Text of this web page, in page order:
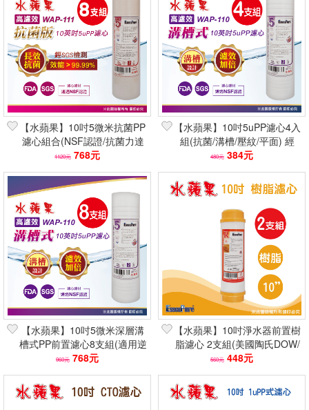
【水蘋果】10吋5微米抗菌PP
濾心組合(NSF認證/抗菌力達
99.99％/5u/符合FDA規範
1120元 768元
【水蘋果】10吋5uPP濾心4入
組(抗菌/溝槽/壓紋/平面) 經
SGS檢測抗菌99%
480元 384元
【水蘋果】10吋5微米深層溝
槽式PP前置濾心8支組(適用逆
滲透第一道/NSF認證)
960元 768元
【水蘋果】10吋淨水器前置樹
脂濾心 2支組(美國陶氏DOW/
除水垢軟水/NSF認證)
560元 448元